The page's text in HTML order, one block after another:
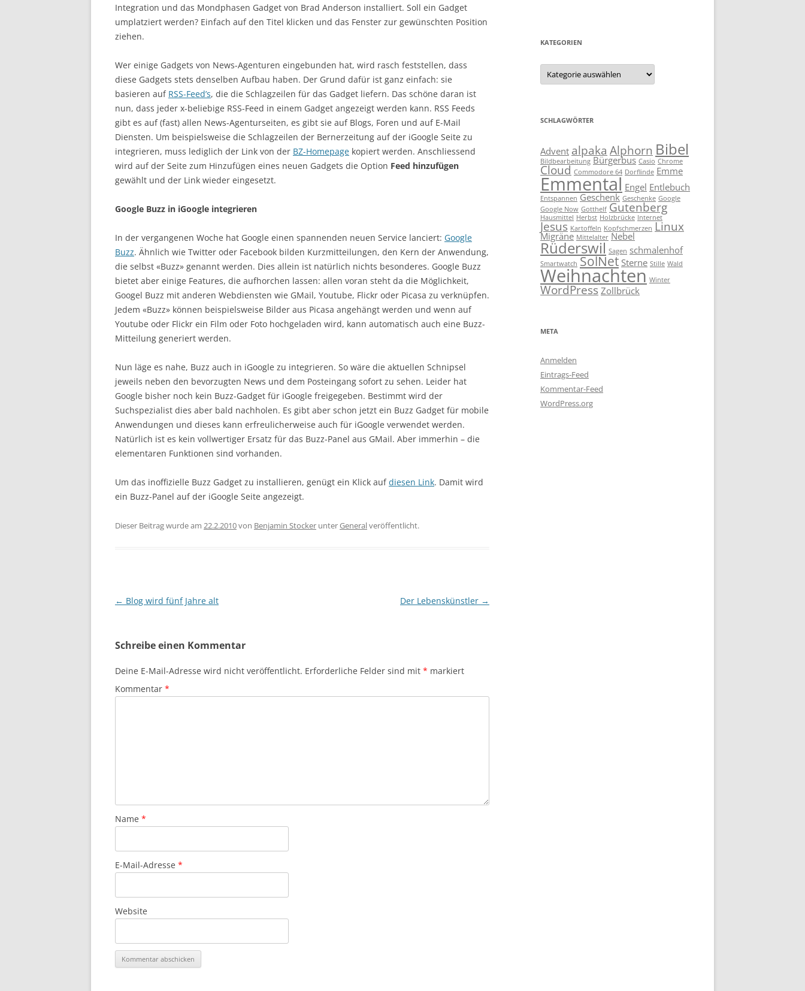
Integration und das Mondphasen Gadget von Brad Anderson installiert. Soll ein Gadget
umplatziert werden? Einfach auf den Titel klicken und das Fenster zur gewünschten Position
ziehen.
Wer einige Gadgets von News-Agenturen eingebunden hat, wird rasch feststellen, dass
diese Gadgets stets denselben Aufbau haben. Der Grund dafür ist ganz einfach: sie
basieren auf RSS-Feed’s, die die Schlagzeilen für das Gadget liefern. Das schöne daran ist
nun, dass jeder x-beliebige RSS-Feed in einem Gadget angezeigt werden kann. RSS Feeds
gibt es auf (fast) allen News-Agenturseiten, es gibt sie auf Blogs, Foren und auf E-Mail
Diensten. Um beispielsweise die Schlagzeilen der Bernerzeitung auf der iGoogle Seite zu
integrieren, muss lediglich der Link von der BZ-Homepage kopiert werden. Anschliessend
wird auf der Seite zum Hinzufügen eines neuen Gadgets die Option Feed hinzufügen
gewählt und der Link wieder eingesetzt.
Google Buzz in iGoogle integrieren
In der vergangenen Woche hat Google einen spannenden neuen Service lanciert: Google
Buzz. Ähnlich wie Twitter oder Facebook bilden Kurzmitteilungen, den Kern der Anwendung,
die selbst «Buzz» genannt werden. Dies allein ist natürlich nichts besonderes. Google Buzz
bietet aber einige Features, die aufhorchen lassen: allen voran steht da die Möglichkeit,
Googel Buzz mit anderen Webdiensten wie GMail, Youtube, Flickr oder Picasa zu verknüpfen.
Jedem «Buzz» können beispielsweise Bilder aus Picasa angehängt werden und wenn auf
Youtube oder Flickr ein Film oder Foto hochgeladen wird, kann automatisch auch eine Buzz-
Mitteilung generiert werden.
Nun läge es nahe, Buzz auch in iGoogle zu integrieren. So wäre die aktuellen Schnipsel
jeweils neben den bevorzugten News und dem Posteingang sofort zu sehen. Leider hat
Google bisher noch kein Buzz-Gadget für iGoogle freigegeben. Bestimmt wird der
Suchspezialist dies aber bald nachholen. Es gibt aber schon jetzt ein Buzz Gadget für mobile
Anwendungen und dieses kann erfreulicherweise auch für iGoogle verwendet werden.
Natürlich ist es kein vollwertiger Ersatz für das Buzz-Panel aus GMail. Aber immerhin – die
elementaren Funktionen sind vorhanden.
Um das inoffizielle Buzz Gadget zu installieren, genügt ein Klick aufdiesen Link. Damit wird
ein Buzz-Panel auf der iGoogle Seite angezeigt.
Dieser Beitrag wurde am 22.2.2010von Benjamin Stocker unterGeneralveröffentlicht.
Beitragsnavigation
← Blog wird fünf Jahre alt Der Lebenskünstler →
Schreibe einen Kommentar
Deine E-Mail-Adresse wird nicht veröffentlicht. Erforderliche Felder sind mit * markiert
Kommentar *
Name *
E-Mail-Adresse *
Website
KATEGORIEN
Kategorien
SCHLAGWÖRTER
Advent alpaka Alphorn Bibel
Bildbearbeitung Bürgerbus Casio Chrome
Cloud Commodore 64 Dorflinde Emme
Emmental Engel Entlebuch
Entspannen Geschenk Geschenke Google
Google Now Gotthelf Gutenberg
Hausmittel Herbst Holzbrücke Internet
Jesus Kartoffeln Kopfschmerzen Linux
Migräne Mittelalter Nebel
Rüderswil Sagen schmalenhof
Smartwatch SolNet Sterne Stille Wald
Weihnachten Winter
WordPress Zollbrück
META
Anmelden
Eintrags-Feed
Kommentar-Feed
WordPress.org